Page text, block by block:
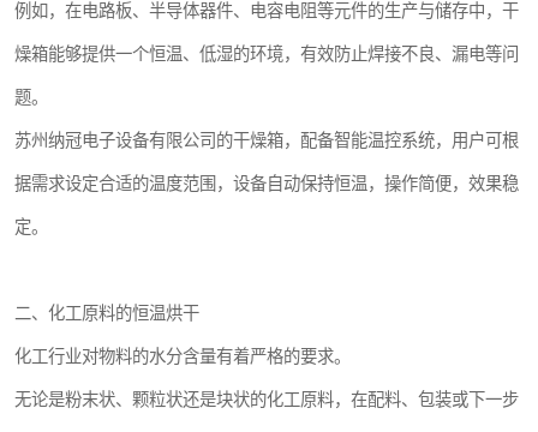
例如，在电路板、半导体器件、电容电阻等元件的生产与储存中，干
燥箱能够提供一个恒温、低湿的环境，有效防止焊接不良、漏电等问
题。
苏州纳冠电子设备有限公司的干燥箱，配备智能温控系统，用户可根
据需求设定合适的温度范围，设备自动保持恒温，操作简便，效果稳
定。
二、化工原料的恒温烘干
化工行业对物料的水分含量有着严格的要求。
无论是粉末状、颗粒状还是块状的化工原料，在配料、包装或下一步